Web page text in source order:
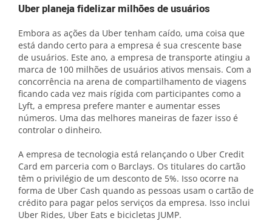
Uber planeja fidelizar milhões de usuários
Embora as ações da Uber tenham caído, uma coisa que
está dando certo para a empresa é sua crescente base
de usuários. Este ano, a empresa de transporte atingiu a
marca de 100 milhões de usuários ativos mensais. Com a
concorrência na arena de compartilhamento de viagens
ficando cada vez mais rígida com participantes como a
Lyft, a empresa prefere manter e aumentar esses
números. Uma das melhores maneiras de fazer isso é
controlar o dinheiro.
A empresa de tecnologia está relançando o Uber Credit
Card em parceria com o Barclays. Os titulares do cartão
têm o privilégio de um desconto de 5%. Isso ocorre na
forma de Uber Cash quando as pessoas usam o cartão de
crédito para pagar pelos serviços da empresa. Isso inclui
Uber Rides, Uber Eats e bicicletas JUMP.